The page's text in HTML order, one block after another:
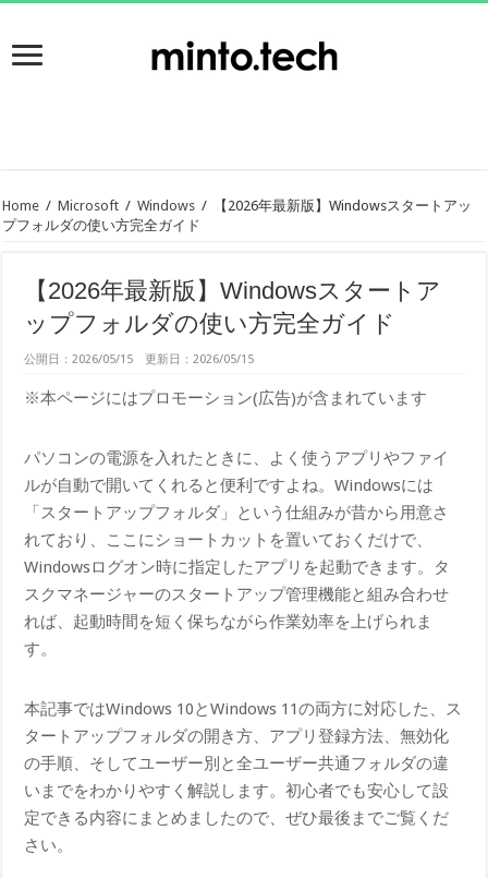
Home / Microsoft / Windows /
【2026年最新版】Windowsスタートアッ
プフォルダの使い方完全ガイド
【2026年最新版】Windowsスタートア
ップフォルダの使い方完全ガイド
公開日：2026/05/15 更新日：2026/05/15
※本ページにはプロモーション(広告)が含まれています
パソコンの電源を入れたときに、よく使うアプリやファイ
ルが自動で開いてくれると便利ですよね。Windowsには
「スタートアップフォルダ」という仕組みが昔から用意さ
れており、ここにショートカットを置いておくだけで、
Windowsログオン時に指定したアプリを起動できます。タ
スクマネージャーのスタートアップ管理機能と組み合わせ
れば、起動時間を短く保ちながら作業効率を上げられま
す。
本記事ではWindows 10とWindows 11の両方に対応した、ス
タートアップフォルダの開き方、アプリ登録方法、無効化
の手順、そしてユーザー別と全ユーザー共通フォルダの違
いまでをわかりやすく解説します。初心者でも安心して設
定できる内容にまとめましたので、ぜひ最後までご覧くだ
さい。